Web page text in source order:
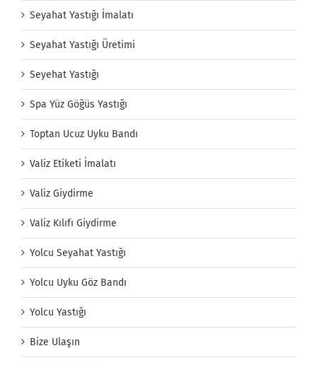
Seyahat Yastığı İmalatı
Seyahat Yastığı Üretimi
Seyehat Yastığı
Spa Yüz Göğüs Yastığı
Toptan Ucuz Uyku Bandı
Valiz Etiketi İmalatı
Valiz Giydirme
Valiz Kılıfı Giydirme
Yolcu Seyahat Yastığı
Yolcu Uyku Göz Bandı
Yolcu Yastığı
Bize Ulaşın